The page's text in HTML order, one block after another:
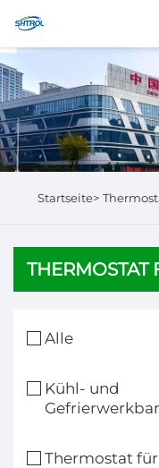
Über Uns
Produkte
Startseite>
THERMOSTAT
Alle
Kühl- und
Thermostat für